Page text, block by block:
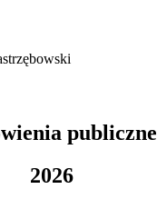
publiczne
2026